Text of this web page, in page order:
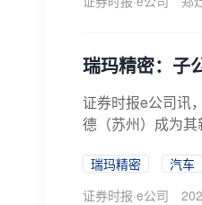
瑞玛精密：子
证券时报e公司讯
德（苏州）成为
瑞玛精密 汽车
证券时报·e公司